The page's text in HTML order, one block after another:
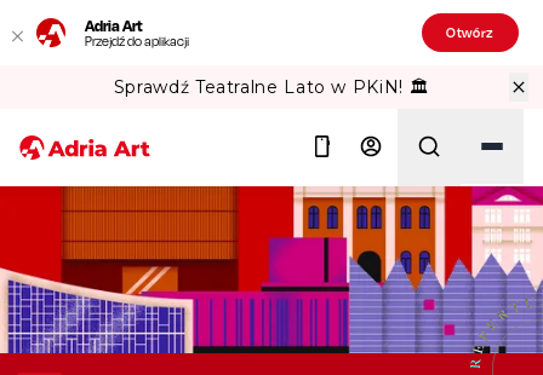
Adria Art
Przejdź do aplikacji Otwórz
Sprawdź Teatralne Lato w PKiN! 🏛️
Szukaj